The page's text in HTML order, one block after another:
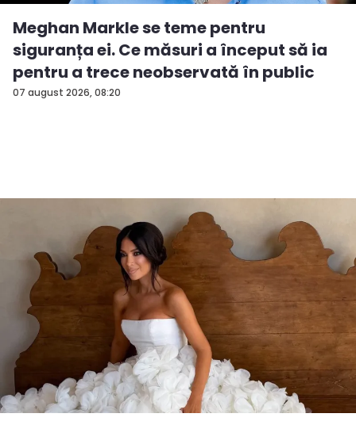
07 august 2026, 08:20
Meghan Markle se teme pentru
siguranța ei. Ce măsuri a început să ia
pentru a trece neobservată în public